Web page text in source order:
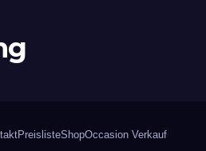
PreislisteShopOccasion Verkauf